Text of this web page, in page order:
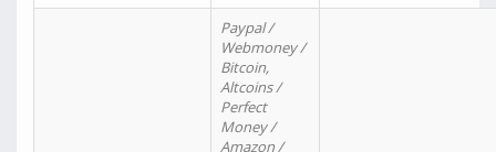
Paypal /
Webmoney /
Bitcoin,
Altcoins /
Perfect
Money /
Amazon /